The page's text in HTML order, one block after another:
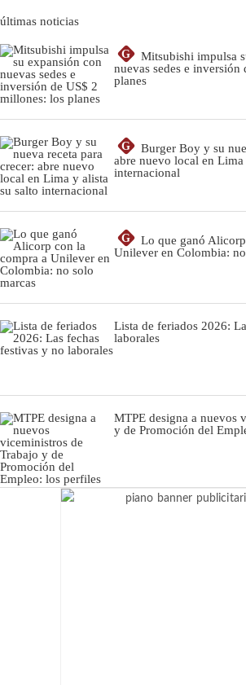
últimas noticias
G
Mitsubishi impulsa
nuevas sedes e
planes
G
Burger Boy y su
abre nuevo local en Lima
internacional
G
Lo que ganó
Unilever en Colombia:
Lista de feriados 2026:
laborales
MTPE designa a nuevos
y de Promoción del